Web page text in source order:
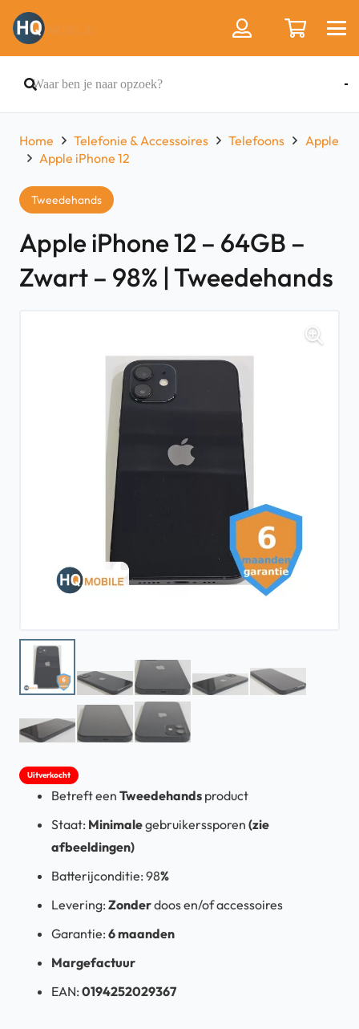
Home Telefonie & Accessoires Telefoons
Apple
Apple iPhone 12
Tweedehands
Apple iPhone 12 – 64GB –
Zwart – 98% | Tweedehands
Uitverkocht
Betreft een Tweedehands product
Staat: Minimalegebruikerssporen (zie
afbeeldingen)
Batterijconditie: 98%
Levering: Zonderdoos en/of accessoires
Garantie: 6 maanden
Margefactuur
EAN: 0194252029367